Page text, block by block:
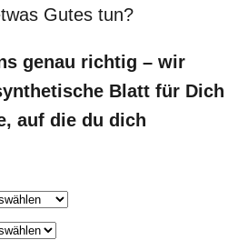
Gutes tun?
genau richtig – wir
Blatt für Dich
auf die du dich